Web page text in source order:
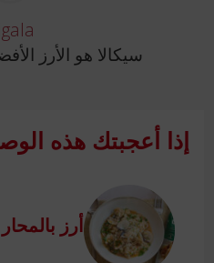
سيكالا هو الأرز
إذا أعجبتك هذه
أرز بالمحار